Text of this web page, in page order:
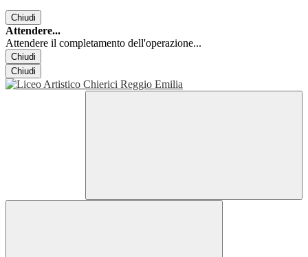
Chiudi
Attendere...
Attendere il completamento dell'operazione...
Chiudi
Chiudi